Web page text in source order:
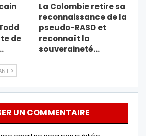
de
La Colombie retire sa
reconnaissance de la
pseudo-RASD et
reconnaît la
souveraineté…
UN COMMENTAIRE